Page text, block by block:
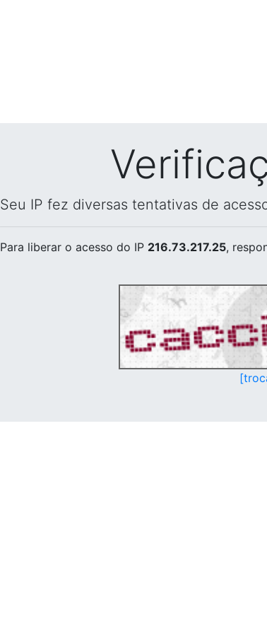
Seu IP fez diversas tentativas de
Para liberar o acesso do IP 216.73.217.25,